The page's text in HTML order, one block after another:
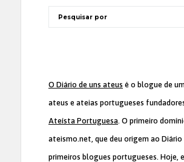
O Diário de uns ateus é o blogue de
ateus e ateias portugueses
Ateísta Portuguesa. O primeiro
ateismo.net, que deu origem ao
primeiros blogues portugueses. Hoje,